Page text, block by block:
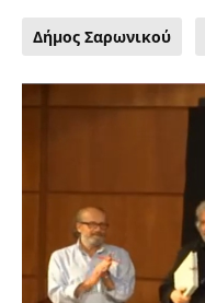
Δήμος Σαρωνικού